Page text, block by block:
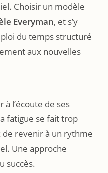
Choisir un modèle
Everyman, et s’y
du temps structuré
aux nouvelles
l’écoute de ses
fatigue se fait trop
revenir à un rythme
Une approche
succès.